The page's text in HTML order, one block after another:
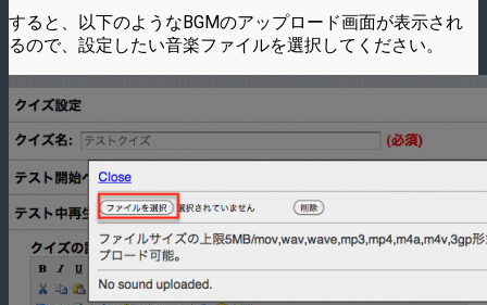
すると、以下のようなBGMのアップロード画面が表示され
るので、設定したい音楽ファイルを選択してください。